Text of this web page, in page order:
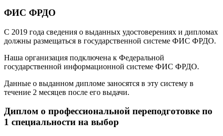
ФИС ФРДО
С 2019 года сведения о выданных удостоверениях и дипломах
должны размещаться в государственной системе ФИС ФРДО.
Наша организация подключена к Федеральной
государственной информационной системе ФИС ФРДО.
Данные о выданном дипломе заносятся в эту систему в
течение 2 месяцев после его выдачи.
Диплом о профессиональной переподготовке по
1 специальности на выбор